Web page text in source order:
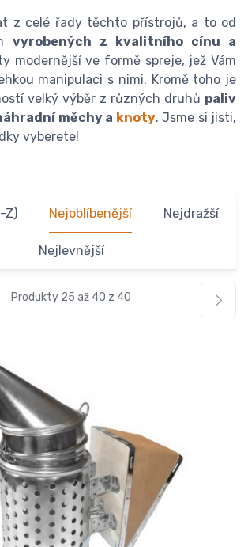
z celé řady těchto přístrojů, a to od
vyrobených z kvalitního cínu a
modernější ve formě spreje, jež Vám
manipulaci s nimi. Kromě toho je
velký výběr z různých druhů paliv
měchy a knoty. Jsme si jisti,
vyberete!
Z) Nejoblíbenější Nejdražší
Nejlevnější
Produkty 25 až 40 z 40